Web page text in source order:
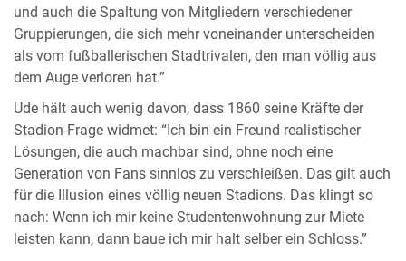
und auch die Spaltung von Mitgliedern verschiedener
Gruppierungen, die sich mehr voneinander unterscheiden
als vom fußballerischen Stadtrivalen, den man völlig aus
dem Auge verloren hat.”
Ude hält auch wenig davon, dass 1860 seine Kräfte der
Stadion-Frage widmet: “Ich bin ein Freund realistischer
Lösungen, die auch machbar sind, ohne noch eine
Generation von Fans sinnlos zu verschleißen. Das gilt auch
für die Illusion eines völlig neuen Stadions. Das klingt so
nach: Wenn ich mir keine Studentenwohnung zur Miete
leisten kann, dann baue ich mir halt selber ein Schloss.”